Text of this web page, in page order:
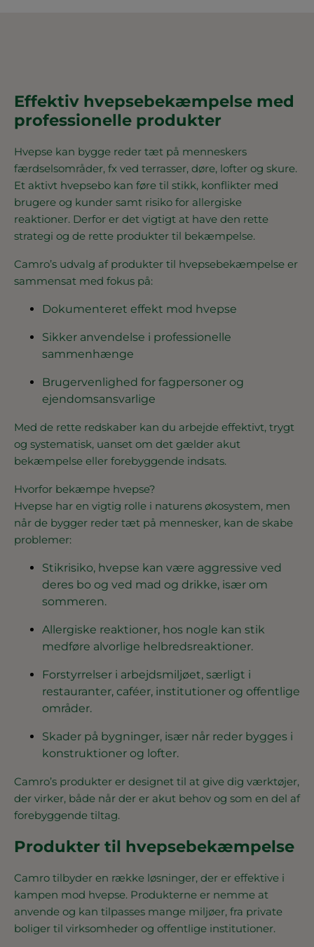
Effektiv hvepsebekæmpelse med
professionelle produkter
Hvepse kan bygge reder tæt på menneskers
færdselsområder, fx ved terrasser, døre, lofter og skure.
Et aktivt hvepsebo kan føre til stikk, konflikter med
brugere og kunder samt risiko for allergiske
reaktioner. Derfor er det vigtigt at have den rette
strategi og de rette produkter til bekæmpelse.
Camro’s udvalg af produkter til hvepsebekæmpelse er
sammensat med fokus på:
Dokumenteret effekt mod hvepse
Sikker anvendelse i professionelle
sammenhænge
Brugervenlighed for fagpersoner og
ejendomsansvarlige
Med de rette redskaber kan du arbejde effektivt, trygt
og systematisk, uanset om det gælder akut
bekæmpelse eller forebyggende indsats.
Hvorfor bekæmpe hvepse?
Hvepse har en vigtig rolle i naturens økosystem, men
når de bygger reder tæt på mennesker, kan de skabe
problemer:
Stikrisiko, hvepse kan være aggressive ved
deres bo og ved mad og drikke, især om
sommeren.
Allergiske reaktioner, hos nogle kan stik
medføre alvorlige helbredsreaktioner.
Forstyrrelser i arbejdsmiljøet, særligt i
restauranter, caféer, institutioner og offentlige
områder.
Skader på bygninger, især når reder bygges i
konstruktioner og lofter.
Camro’s produkter er designet til at give dig værktøjer,
der virker, både når der er akut behov og som en del af
forebyggende tiltag.
Produkter til hvepsebekæmpelse
Camro tilbyder en række løsninger, der er effektive i
kampen mod hvepse. Produkterne er nemme at
anvende og kan tilpasses mange miljøer, fra private
boliger til virksomheder og offentlige institutioner.